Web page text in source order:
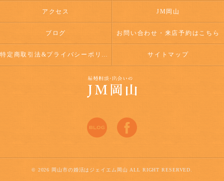
アクセス JM岡山
ブログ お問い合わせ・来店予約はこちら
特定商取引法&プライバシーポリシー サイトマップ
© 2026 岡山市の婚活はジェイエム岡山 ALL RIGHT RESERVED.